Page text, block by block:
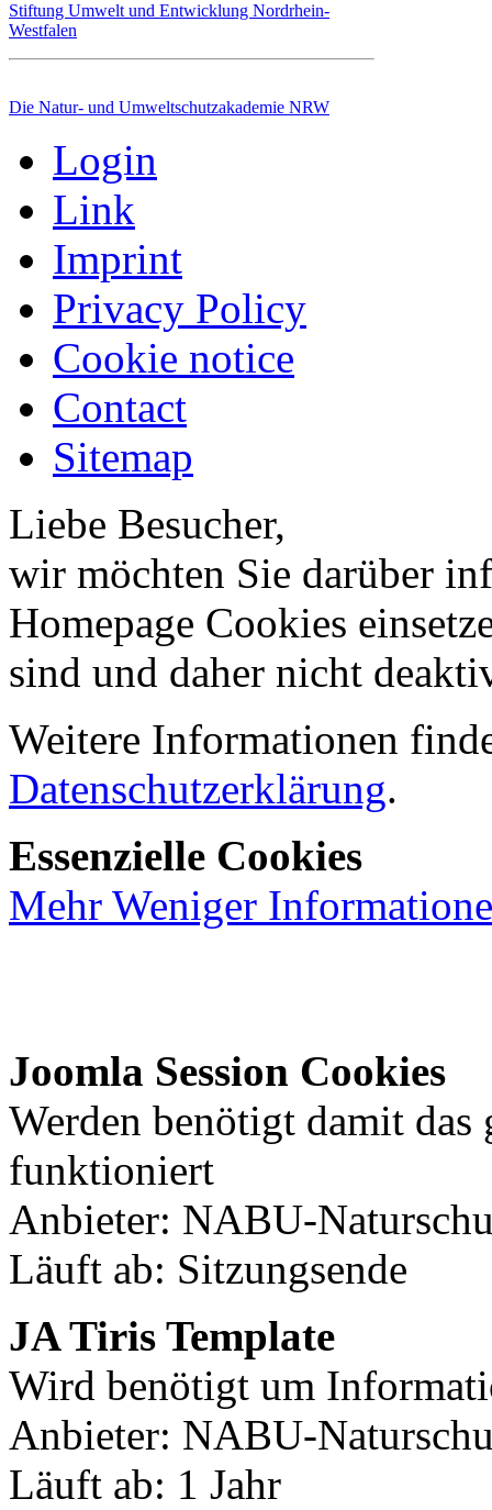
Stiftung Umwelt und Entwicklung Nordrhein-
Westfalen
Die Natur- und Umweltschutzakademie NRW
Login
Link
Imprint
Privacy Policy
Cookie notice
Contact
Sitemap
Liebe Besucher,
wir möchten Sie darüber
Homepage Cookies
sind und daher nicht
Weitere Informationen
Datenschutzerklärung.
Essenzielle Cookies
Mehr Weniger
Joomla Session Cookies
Werden benötigt damit
funktioniert
Anbieter: NABU-
Läuft ab: Sitzungsende
JA Tiris Template
Wird benötigt um
Anbieter: NABU-
Läuft ab: 1 Jahr